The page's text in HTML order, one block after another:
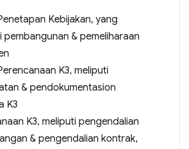
Kebijakan, yang
pembangunan & pemeliharaan
K3, meliputi
& pendokumentasion
K3
K3, meliputi pengendalian
& pengendalian kontrak,